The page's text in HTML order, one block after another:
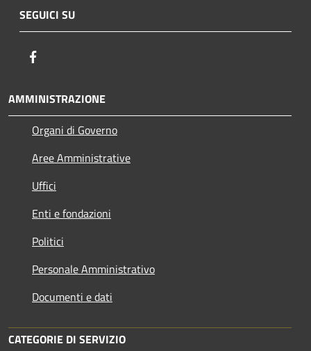
SEGUICI SU
AMMINISTRAZIONE
Organi di Governo
Aree Amministrative
Uffici
Enti e fondazioni
Politici
Personale Amministrativo
Documenti e dati
CATEGORIE DI SERVIZIO